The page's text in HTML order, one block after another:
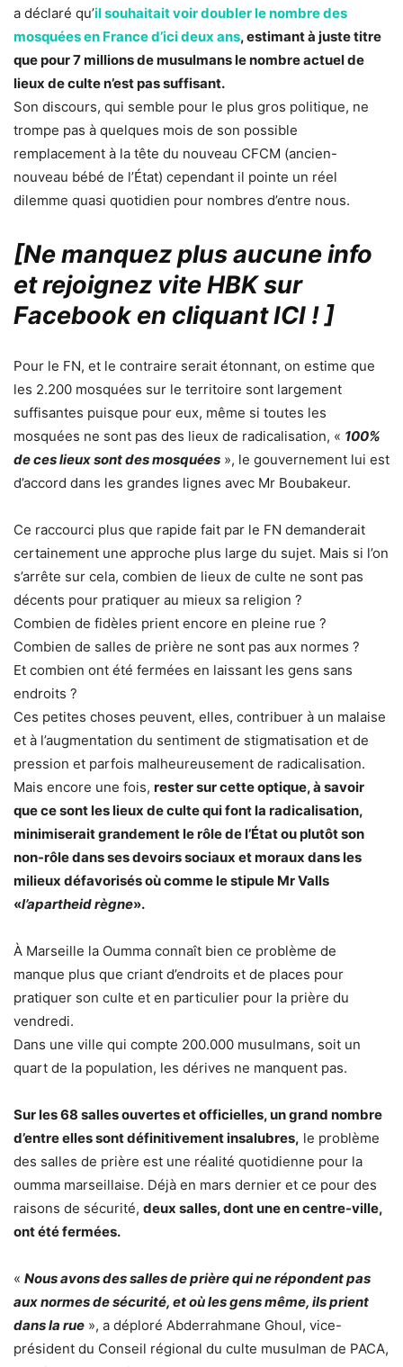
a déclaré qu’il souhaitait voir doubler le nombre des
mosquées en France d’ici deux ans, estimant à juste titre
que pour 7 millions de musulmans le nombre actuel de
lieux de culte n’est pas suffisant.
Son discours, qui semble pour le plus gros politique, ne
trompe pas à quelques mois de son possible
remplacement à la tête du nouveau CFCM (ancien-
nouveau bébé de l’État) cependant il pointe un réel
dilemme quasi quotidien pour nombres d’entre nous.
[Ne manquez plus aucune info
et rejoignez vite HBK sur
Facebook en cliquant ICI !]
Pour le FN, et le contraire serait étonnant, on estime que
les 2.200 mosquées sur le territoire sont largement
suffisantes puisque pour eux, même si toutes les
mosquées ne sont pas des lieux de radicalisation, « 100%
de ces lieux sont des mosquées », le gouvernement lui est
d’accord dans les grandes lignes avec Mr Boubakeur.
Ce raccourci plus que rapide fait par le FN demanderait
certainement une approche plus large du sujet. Mais si l’on
s’arrête sur cela, combien de lieux de culte ne sont pas
décents pour pratiquer au mieux sa religion ?
Combien de fidèles prient encore en pleine rue ?
Combien de salles de prière ne sont pas aux normes ?
Et combien ont été fermées en laissant les gens sans
endroits ?
Ces petites choses peuvent, elles, contribuer à un malaise
et à l’augmentation du sentiment de stigmatisation et de
pression et parfois malheureusement de radicalisation.
Mais encore une fois, rester sur cette optique, à savoir
que ce sont les lieux de culte qui font la radicalisation,
minimiserait grandement le rôle de l’État ou plutôt son
non-rôle dans ses devoirs sociaux et moraux dans les
milieux défavorisés où comme le stipule Mr Valls
«l’apartheid règne».
À Marseille la Oumma connaît bien ce problème de
manque plus que criant d’endroits et de places pour
pratiquer son culte et en particulier pour la prière du
vendredi.
Dans une ville qui compte 200.000 musulmans, soit un
quart de la population, les dérives ne manquent pas.
Sur les 68 salles ouvertes et officielles, un grand nombre
d’entre elles sont définitivement insalubres, le problème
des salles de prière est une réalité quotidienne pour la
oumma marseillaise. Déjà en mars dernier et ce pour des
raisons de sécurité, deux salles, dont une en centre-ville,
ont été fermées.
« Nous avons des salles de prière qui ne répondent pas
aux normes de sécurité, et où les gens même, ils prient
dans la rue », a déploré Abderrahmane Ghoul, vice-
président du Conseil régional du culte musulman de PACA,